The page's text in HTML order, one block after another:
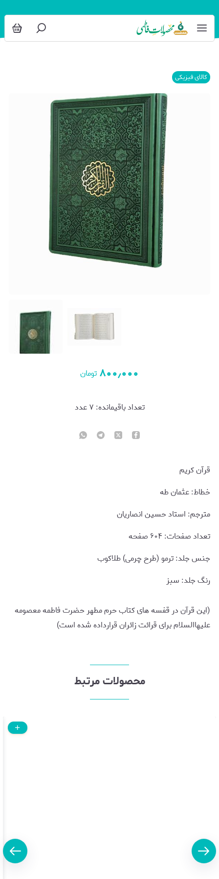
کالای فیزیکی
۸۰۰٫۰۰۰ تومان
تعداد باقیمانده: ۷عدد
قرآن کریم
خطاط: عثمان طه
مترجم: استاد حسین انصاریان
تعداد صفحات: ۶۰۴ صفحه
جنس جلد: ترمو (طرح چرمی) طلاکوب
رنگ جلد: سبز
(این قرآن در قفسه های کتاب حرم مطهر حضرت فاطمه معصومه
علیهاالسلام برای قرائت زائران قرارداده شده است)
محصولات مرتبط